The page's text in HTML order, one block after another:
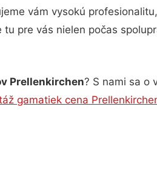
vám vysokú
tu pre vás nielen počas
Prellenkirchen? S nami sa o
gamatiek cena